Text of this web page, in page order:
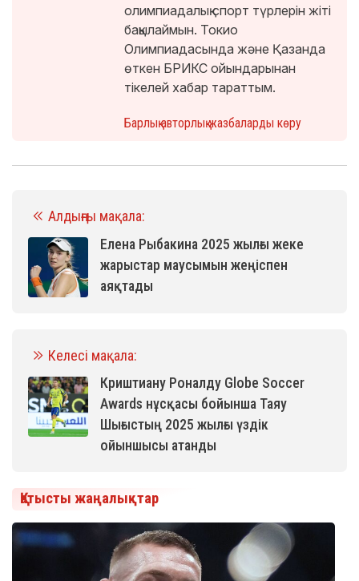
олимпиадалық спорт түрлерін жіті
бақылаймын. Токио
Олимпиадасында және Қазанда
өткен БРИКС ойындарынан
тікелей хабар тараттым.
Барлық авторлық жазбаларды көру
Алдыңғы мақала:
Елена Рыбакина 2025 жылғы жеке
жарыстар маусымын жеңіспен
аяқтады
Келесі мақала:
Криштиану Роналду Globe Soccer
Awards нұсқасы бойынша Таяу
Шығыстың 2025 жылғы үздік
ойыншысы атанды
Қатысты жаңалықтар